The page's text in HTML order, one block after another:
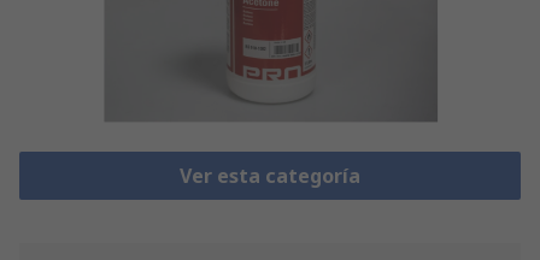
Ver esta categoría